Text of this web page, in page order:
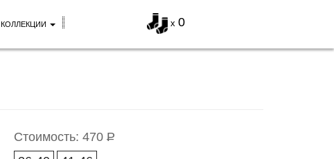
x 0
КОЛЛЕКЦИИ
Стоимость: 470 Р